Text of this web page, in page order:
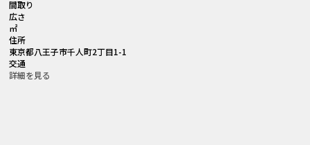
間取り
広さ
㎡
住所
東京都八王子市千人町2丁目1-1
交通
詳細を見る